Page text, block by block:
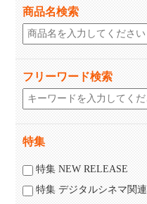
商品名検索
フリーワード検索
特集
特集 NEW RELEASE
特集 デジタルシネマ関連